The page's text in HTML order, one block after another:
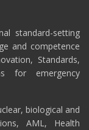
standard-setting
and competence
Standards,
for emergency
biological and
AML, Health